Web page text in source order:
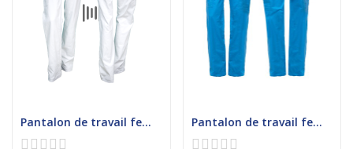
Pantalon de travail femme Pantalon de travail femme